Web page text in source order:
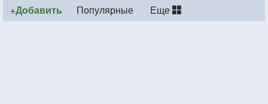
+Добавить Популярные Еще